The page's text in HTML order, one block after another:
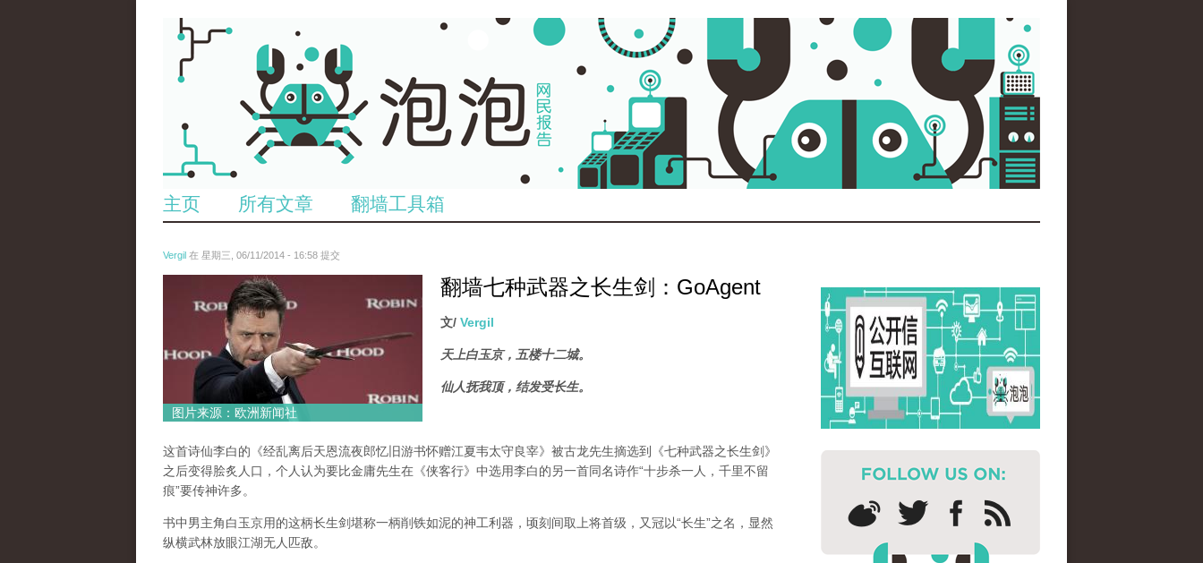
主页 所有文章 翻墙工具箱
Vergil 在 星期三, 06/11/2014 - 16:58 提交
图片来源：欧洲新闻社
翻墙七种武器之长生剑：GoAgent
文/ Vergil
天上白玉京，五楼十二城。
仙人抚我顶，结发受长生。
这首诗仙李白的《经乱离后天恩流夜郎忆旧游书怀赠江夏韦太守良宰》被古龙先生摘选到《七种武器之长生剑》
之后变得脍炙人口，个人认为要比金庸先生在《侠客行》中选用李白的另一首同名诗作“十步杀一人，千里不留
痕”要传神许多。
书中男主角白玉京用的这柄长生剑堪称一柄削铁如泥的神工利器，顷刻间取上将首级，又冠以“长生”之名，显然
纵横武林放眼江湖无人匹敌。